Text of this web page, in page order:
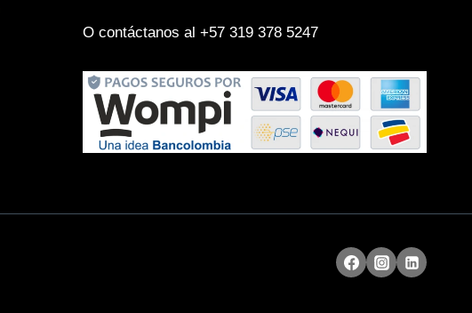
O contáctanos al +57 319 378 5247